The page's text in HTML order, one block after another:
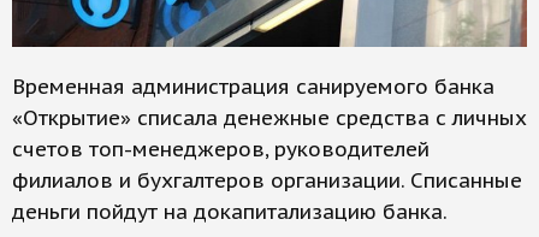
Временная администрация санируемого банка
«Открытие» списала денежные средства с личных
счетов топ-менеджеров, руководителей
филиалов и бухгалтеров организации. Списанные
деньги пойдут на докапитализацию банка.